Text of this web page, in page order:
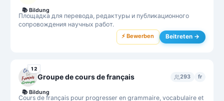
Площадка для перевода, редактуры и публикационного
сопровождения научных работ.
📚 Bildung
⚡ Bewerben Beitreten →
12
Groupe de cours de français 293 fr
Cours de français pour progresser en grammaire, vocabulaire et
📚 Bildung